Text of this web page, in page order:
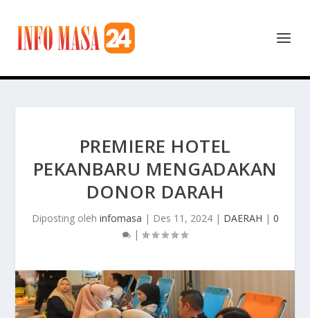
PREMIERE HOTEL
PEKANBARU MENGADAKAN
DONOR DARAH
Diposting oleh infomasa | Des 11, 2024| DAERAH | 0
|